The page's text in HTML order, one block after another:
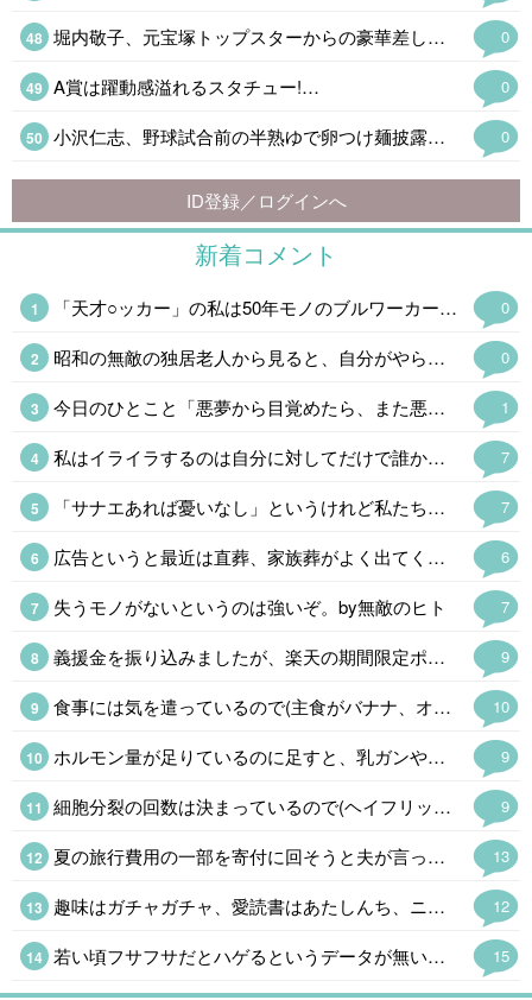
0
堀内敬子、元宝塚トップスターからの豪華差し入れ披露「レベルが違う」
0
A賞は躍動感溢れるスタチュー!…
0
小沢仁志、野球試合前の半熟ゆで卵つけ麺披露「たっぷりでスタミナつきそう」
ID登録／ログインへ
新着コメント
0
「天才○ッカー」の私は50年モノのブルワーカーを愛用しているが息を止めて7秒止めるトレーニングは血圧にものすごく悪いそうだ。短時間に同じ動きを繰り返すトレーニングにしているがついつい「そんなのカンケーねぇ」と連呼してしまう。
0
昭和の無敵の独居老人から見ると、自分がやらかしたことに嫁を出すなという感じがする。
1
今日のひとこと「悪夢から目覚めたら、また悪夢だったということはよくある」
7
私はイライラするのは自分に対してだけで誰かがすることにはまあ、ニンゲンがやることだからしょうがない。おもしろいことをするなぁという感じ。 AI君によると「地獄のような脳内環境」だそうだ。
7
「サナエあれば憂いなし」というけれど私たちは「ソナエがなくて憂うばかり」である。
6
広告というと最近は直葬、家族葬がよく出てくるけど、求人サイトの「昆虫·正社員」というのと不動産サイトの「2LDK0.9万円」(超絶事故物件にしてもあり得ない誤植だ)のインパクト半端なかった。
7
失うモノがないというのは強いぞ。by無敵のヒト
9
義援金を振り込みましたが、楽天の期間限定ポイントがあったので、ポイントも少しだけ(金額はショボいので㊙️)にはなりますが寄付させて戴きました。 この暑さによる二次災害も心配ですが、支援物資の仕分けが追い付かず停止しているそうなので、今回はお金だけにしました👛 現地のボランティアの方にも頭が下がります。
10
食事には気を遣っているので(主食がバナナ、オートミール、全粒粉クラッカー、今の時期はトウモロコシも🌟)食生活には自信があるのですが、旅行で飲み食いしたり自分用お土産😂で2kg太ったのでダイエット中です。 普段の食生活に戻して、食後の血糖値急上昇を阻止する足踏み運動も始めました。 大体1kg落ちたので、あと半分頑張ります。
9
ホルモン量が足りているのに足すと、乳ガンや血栓のリスクが増したり、余計にホルモンバランスが崩れるので処方されなかったのは当然です😅 即効性を求めるならプラセンタ注射(48歳なら保険適応)がありますし、漢方薬もあります。 完全に情報不足です💧
9
細胞分裂の回数は決まっているので(ヘイフリック限界)、もしかすると!と思ってAIに聞いてみました。 「若いうちに毛量が多いからといって毛根の細胞分裂の回数を早く消費するわけではないため、安心してください」と言われました😂
13
夏の旅行費用の一部を寄付に回そうと夫が言ってくれて、振り込んでくれました。 家計管理は、しっかり者の夫が主導してくれてます、私は精神年齢小学生なのです😓💦
12
趣味はガチャガチャ、愛読書はあたしんち、ニンテンドーDS出る度に並んでます💦 精神年齢小学生です😓ハイ。 よく「若いね」と言われるけど「幼いね」を変換してるの気付いてます💦
15
若い頃フサフサだとハゲるというデータが無いのは知っているんですが、長年理容室をやっている方は自信を持って言うんですよ。 現場の感覚は大事なので、あるかもしれないと思ってます。 あとは年配者による経験談ですね、若い頃毛量が多かった人ほどハゲていると言う人に沢山出会いました。 僕にとって体験談は貴重なデータですが、無関係だと思いたいw